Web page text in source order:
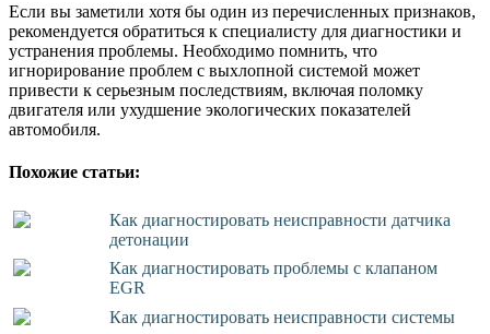
Если вы заметили хотя бы один из перечисленных признаков,
рекомендуется обратиться к специалисту для диагностики и
устранения проблемы. Необходимо помнить, что
игнорирование проблем с выхлопной системой может
привести к серьезным последствиям, включая поломку
двигателя или ухудшение экологических показателей
автомобиля.
Похожие статьи:
Как диагностировать неисправности датчика
детонации
Как диагностировать проблемы с клапаном
EGR
Как диагностировать неисправности системы